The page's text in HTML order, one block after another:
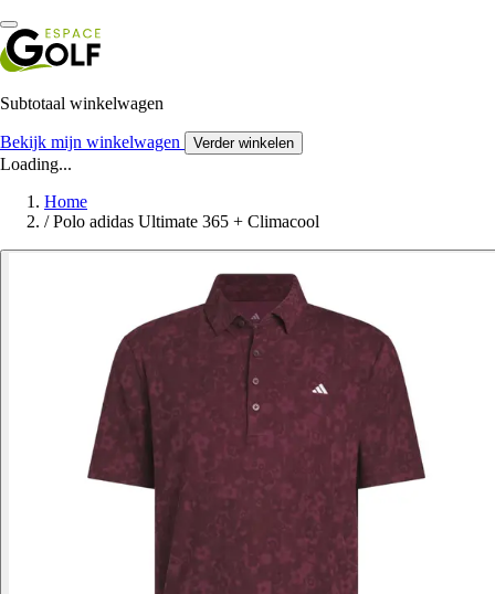
Subtotaal winkelwagen
Bekijk mijn winkelwagen Verder winkelen
Loading...
Home
/ Polo adidas Ultimate 365 + Climacool